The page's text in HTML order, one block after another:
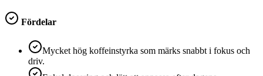
Fördelar
Mycket hög koffeinstyrka som märks snabbt i fokus och
driv.